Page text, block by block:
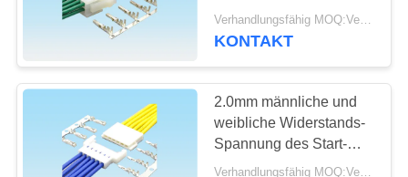
FABRIK-
AUSFLUG
QUALITÄTSKONTROLLE
Brett zum
Leiterplatten-
85
Start-Ziel-Sieg-
Verbindungsstück-
Verhandlungsfähig MOQ:Verhandelbar
KONTAKT
2.0mm männliche und
weibliche Widerstands-
Spannung des Start-
Ziel-Sieg-
Verhandlungsfähig MOQ:Verhandelbar